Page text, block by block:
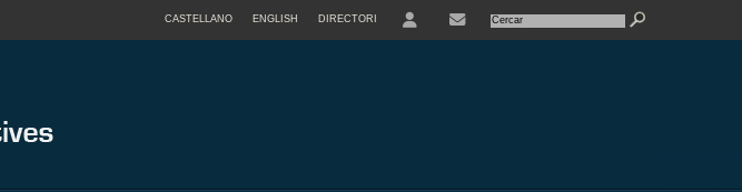
CASTELLANO ENGLISH DIRECTORI